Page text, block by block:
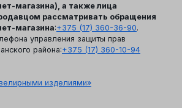
магазина), а также лица
рассматривать обращения
магазина:+375 (17) 360-36-90.
управления защиты прав
района:+375 (17) 360-10-94
изделиями»